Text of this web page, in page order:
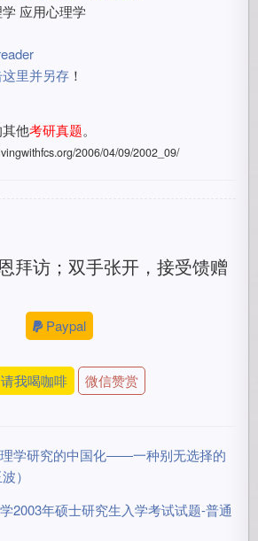
应用心理学
里并另存 ！
其他考研真题。
2006/04/09/2002_09/
拜访；双手张开，接受馈赠
Paypal
请我喝咖啡 微信赞赏
学研究的中国化――一种别无选择的
）
2003年硕士研究生入学考试试题-普通